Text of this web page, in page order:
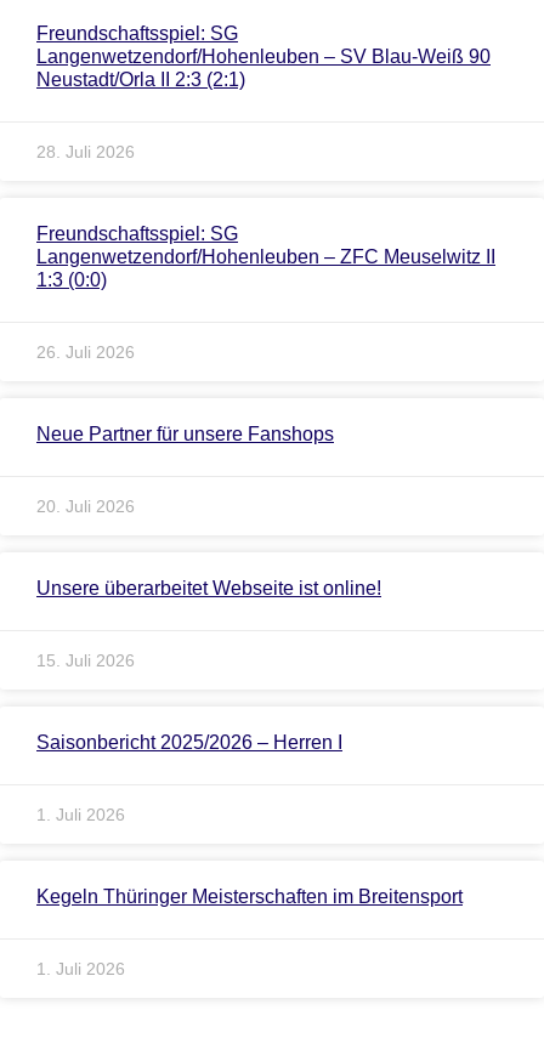
Freundschaftsspiel: SG
Langenwetzendorf/Hohenleuben – SV Blau-Weiß 90
Neustadt/Orla II 2:3 (2:1)
28. Juli 2026
Freundschaftsspiel: SG
Langenwetzendorf/Hohenleuben – ZFC Meuselwitz II
1:3 (0:0)
26. Juli 2026
Neue Partner für unsere Fanshops
20. Juli 2026
Unsere überarbeitet Webseite ist online!
15. Juli 2026
Saisonbericht 2025/2026 – Herren I
1. Juli 2026
Kegeln Thüringer Meisterschaften im Breitensport
1. Juli 2026